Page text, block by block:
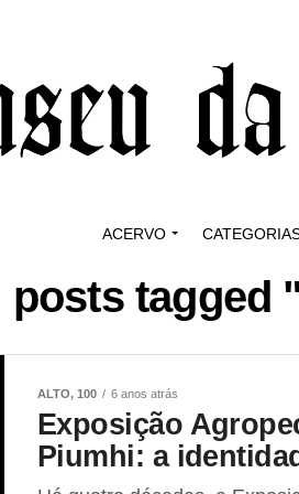
ACERVO
posts tagged
ALTO, 100 6 anos atrás
Exposição
Piumhi: a